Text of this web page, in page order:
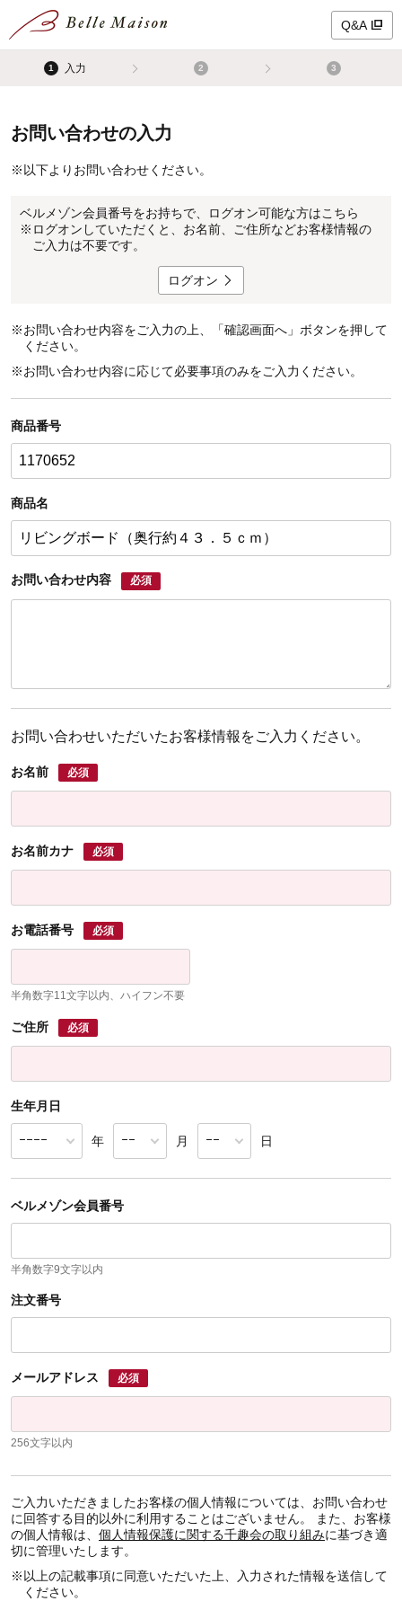
Q&A
1 入力 2 3
お問い合わせの入力
※ 以下よりお問い合わせください。
ベルメゾン会員番号をお持ちで、ログオン可能な方はこちら
※ ログオンしていただくと、お名前、ご住所などお客様情報の
ご入力は不要です。
ログオン
※お問い合わせ内容をご入力の上、「確認画面へ」ボタンを押して
ください。
※お問い合わせ内容に応じて必要事項のみをご入力ください。
商品番号
商品名
お問い合わせ内容 必須
お問い合わせいただいたお客様情報をご入力ください。
お名前 必須
お名前カナ 必須
お電話番号 必須
半角数字11文字以内、ハイフン不要
ご住所 必須
生年月日
年 月 日
ベルメゾン会員番号
半角数字9文字以内
注文番号
メールアドレス 必須
256文字以内
ご入力いただきましたお客様の個人情報については、お問い合わせ
に回答する目的以外に利用することはございません。 また、お客様
の個人情報は、 個人情報保護に関する千趣会の取り組みに基づき適
切に管理いたします。
※ 以上の記載事項に同意いただいた上、入力された情報を送信して
ください。